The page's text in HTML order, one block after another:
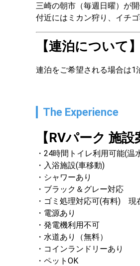
三崎の朝市（毎週日曜）が
付近にはミカン狩り、イチ
【連泊について】
連泊をご希望される場合は1
The Experience
【RVパーク 施設
24時間トイレ利用可能(温
入浴施設(車移動)
シャワーあり
ブラック＆グレー対応
ゴミ処理対応可(有料)　
電源あり
発電機利用不可
水道あり（無料）
コインランドリーあり
ペットOK